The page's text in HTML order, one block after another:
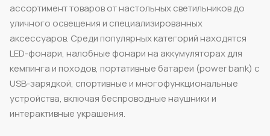
ассортимент товаров от настольных светильников до
уличного освещения и специализированных
аксессуаров. Среди популярных категорий находятся
LED-фонари, налобные фонари на аккумуляторах для
кемпинга и походов, портативные батареи (power bank) с
USB-зарядкой, спортивные и многофункциональные
устройства, включая беспроводные наушники и
интерактивные украшения.